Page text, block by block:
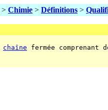
> Chimie > Définitions >
chaîne fermée comprenant